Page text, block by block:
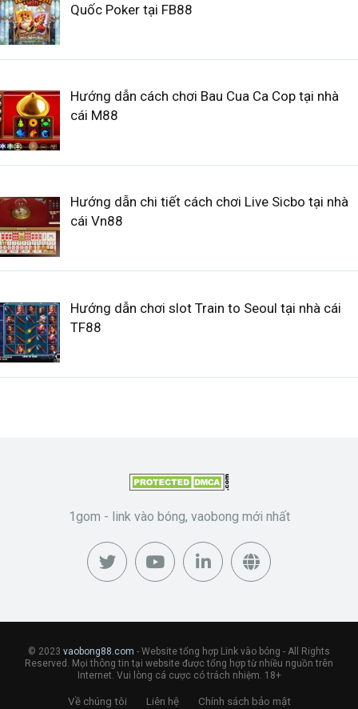
Quốc Poker tại FB88
Hướng dẫn cách chơi Bau Cua Ca Cop tại nhà
cái M88
Hướng dẫn chi tiết cách chơi Live Sicbo tại nhà
cái Vn88
Hướng dẫn chơi slot Train to Seoul tại nhà cái
TF88
1gom - link vào bóng, vaobong mới nhất
© 2023 vaobong88.com - Website tổng hợp Link vào bóng - All Rights
Reserved. Mọi thông tin tại website được tổng hợp từ nhiều nguồn trên
Internet. Vui lòng cá cược có trách nhiệm. 18+
Về chúng tôi Liên hệ Chính sách bảo mật